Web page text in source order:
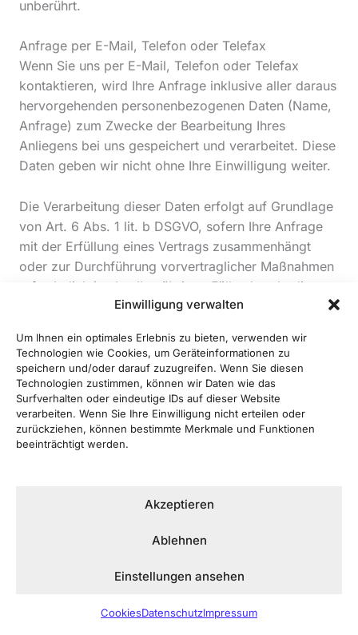
Einwilligung verwalten
Um Ihnen ein optimales Erlebnis zu bieten, verwenden wir
Technologien wie Cookies, um Geräteinformationen zu
speichern und/oder darauf zuzugreifen. Wenn Sie diesen
Technologien zustimmen, können wir Daten wie das
Surfverhalten oder eindeutige IDs auf dieser Website
verarbeiten. Wenn Sie Ihre Einwilligung nicht erteilen oder
zurückziehen, können bestimmte Merkmale und Funktionen
beeinträchtigt werden.
Akzeptieren
Ablehnen
Einstellungen ansehen
CookiesDatenschutzImpressum
unberührt.
Anfrage per E-Mail, Telefon oder Telefax
Wenn Sie uns per E-Mail, Telefon oder Telefax
kontaktieren, wird Ihre Anfrage inklusive aller daraus
hervorgehenden personenbezogenen Daten (Name,
Anfrage) zum Zwecke der Bearbeitung Ihres
Anliegens bei uns gespeichert und verarbeitet. Diese
Daten geben wir nicht ohne Ihre Einwilligung weiter.
Die Verarbeitung dieser Daten erfolgt auf Grundlage
von Art. 6 Abs. 1 lit. b DSGVO, sofern Ihre Anfrage
mit der Erfüllung eines Vertrags zusammenhängt
oder zur Durchführung vorvertraglicher Maßnahmen
erforderlich ist. In allen übrigen Fällen beruht die
Verarbeitung auf unserem berechtigten Interesse an
Anfragen (Art. 6 Abs. 1 lit. f DSGVO) oder auf Ihrer
Einwilligung (Art. 6 Abs. 1 lit. a DSGVO) sofern diese
abgefragt wurde; die Einwilligung ist jederzeit
widerrufbar.
Die von Ihnen an uns per Kontaktanfragen
Speicherung widerrufen oder der Zweck für die
abgeschlossener Bearbeitung Ihres Anliegens).
insbesondere gesetzliche Aufbewahrungsfristen –
bleiben unberührt.